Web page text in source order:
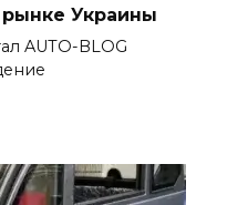
рынке Украины
AUTO-BLOG